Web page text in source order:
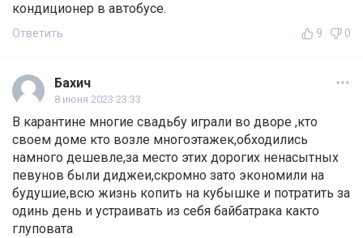
кондиционер в автобусе.
Ответить 9 0
Бахич
8 июня 2023 23:33
В карантине многие свадьбу играли во дворе ,кто
своем доме кто возле многоэтажек,обходились
намного дешевле,за место этих дорогих ненасытных
певунов были диджеи,скромно зато экономили на
будушие,всю жизнь копить на кубышке и потратить за
одинь день и устраивать из себя байбатрака както
глуповата